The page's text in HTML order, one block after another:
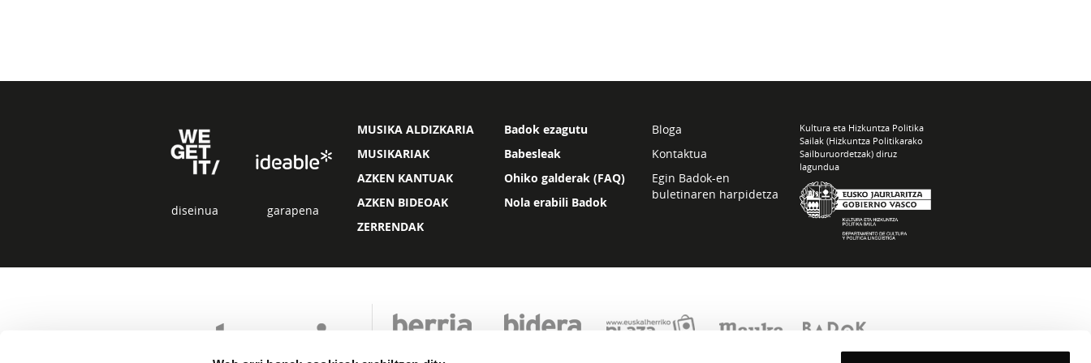
diseinua garapena
MUSIKA ALDIZKARIA
MUSIKARIAK
AZKEN KANTUAK
AZKEN BIDEOAK
ZERRENDAK
Badok ezagutu
Babesleak
Ohiko galderak (FAQ)
Nola erabili Badok
Bloga
Kontaktua
Egin Badok-en
buletinaren harpidetza
Kultura eta Hizkuntza Politika
Sailak (Hizkuntza Politikarako
Sailburuordetzak) diruz
lagundua